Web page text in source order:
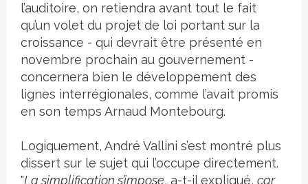
l’auditoire, on retiendra avant tout le fait
qu’un volet du projet de loi portant sur la
croissance - qui devrait être présenté en
novembre prochain au gouvernement -
concernera bien le développement des
lignes interrégionales, comme l’avait promis
en son temps Arnaud Montebourg.
Logiquement, André Vallini s’est montré plus
dissert sur le sujet qui l’occupe directement.
"La simplification s’impose, a-t-il expliqué, car